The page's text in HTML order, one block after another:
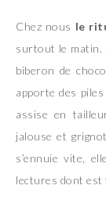
Chez nous le
surtout le matin.
biberon de
apporte des
assise en
jalouse et
s’ennuie vite,
lectures dont est